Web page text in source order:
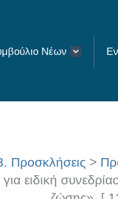
Νέων
Προσκλήσεις
ειδική